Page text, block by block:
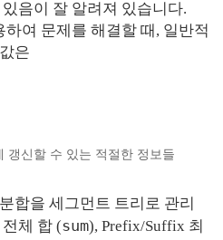
음이 잘 알려져 있습니다.
하여 문제를 해결할 때, 일반적
은
갱신할 수 있는 적절한 정보들
합을 세그먼트 트리로 관리
체 합 (sum), Prefix/Suffix 최